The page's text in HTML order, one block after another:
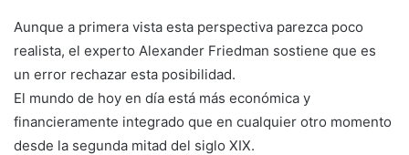
Aunque a primera vista esta perspectiva parezca poco
realista, el experto Alexander Friedman sostiene que es
un error rechazar esta posibilidad.
El mundo de hoy en día está más económica y
financieramente integrado que en cualquier otro momento
desde la segunda mitad del siglo XIX.